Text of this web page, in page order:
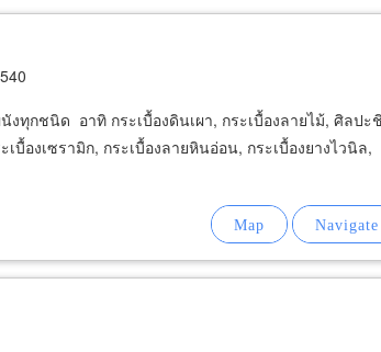
ทุกชนิด อาทิ กระเบื้องดินเผา, กระเบื้องลายไม้, ศิลปะชิ
บื้องเซรามิก, กระเบื้องลายหินอ่อน, กระเบื้องยางไวนิล,